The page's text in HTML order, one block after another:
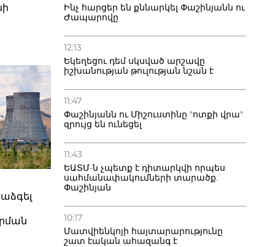
է
ՀՀ
խնդրի
է
եւ նոր
դեպի ՀՀ
է, որ
որեւէ
է միայն
կողմի
հարցի
չի
Ինչ հարցեր են քննարկել Փաշինյանն ու
Ժապարովը
12:13
Եկեղեցու դեմ սկսված արշավը
իշխանության թուլության նշան է
11:47
Փաշինյանն ու Միշուստինը "ոտքի վրա"
զրույց են ունեցել
11:43
ԵԱՏՄ-ն չպետք է դիտարկվի որպես
սահմանափակումների տարածք.
Փաշինյան
10:17
Մատվիենկոյի հայտարարությունը
շատ էական ահազանգ է